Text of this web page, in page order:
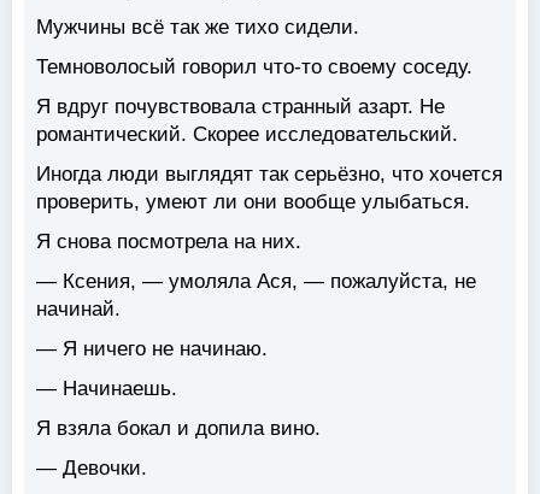
Мужчины всё так же тихо сидели.
Темноволосый говорил что-то своему соседу.
Я вдруг почувствовала странный азарт. Не
романтический. Скорее исследовательский.
Иногда люди выглядят так серьёзно, что хочется
проверить, умеют ли они вообще улыбаться.
Я снова посмотрела на них.
— Ксения, — умоляла Ася, — пожалуйста, не
начинай.
— Я ничего не начинаю.
— Начинаешь.
Я взяла бокал и допила вино.
— Девочки.